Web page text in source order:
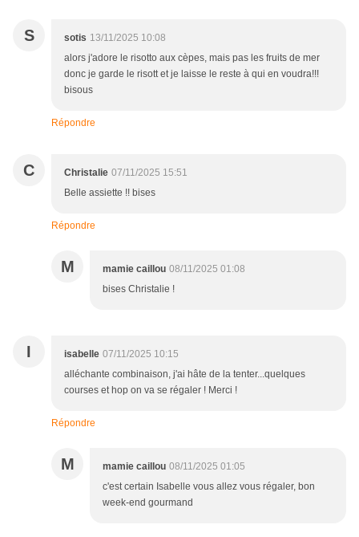
S sotis 13/11/2025 10:08
alors j'adore le risotto aux cèpes, mais pas les fruits de mer
donc je garde le risott et je laisse le reste à qui en voudra!!!
bisous
Répondre
C Christalie 07/11/2025 15:51
Belle assiette !! bises
Répondre
M mamie caillou 08/11/2025 01:08
bises Christalie !
I isabelle 07/11/2025 10:15
alléchante combinaison, j'ai hâte de la tenter...quelques
courses et hop on va se régaler ! Merci !
Répondre
M mamie caillou 08/11/2025 01:05
c'est certain Isabelle vous allez vous régaler, bon
week-end gourmand